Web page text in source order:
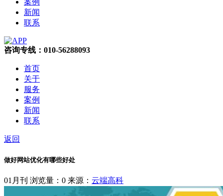
新闻
联系
咨询专线：010-56288093
首页
关于
服务
案例
新闻
联系
返回
做好网站优化有哪些好处
01月刊 浏览量：0 来源： 云端高科